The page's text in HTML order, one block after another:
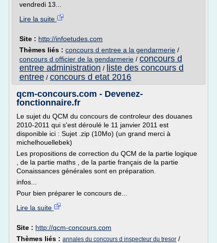
vendredi 13...
Lire la suite
Site : http://infoetudes.com
Thèmes liés : concours d entree a la gendarmerie /
concours d officier de la gendarmerie / concours d
entree administration / liste des concours d
entree / concours d etat 2016
qcm-concours.com - Devenez-
fonctionnaire.fr
Le sujet du QCM du concours de controleur des douanes
2010-2011 qui s'est déroulé le 11 janvier 2011 est
disponible ici : Sujet .zip (10Mo) (un grand merci à
michelhouellebek)
Les propositions de correction du QCM de la partie logique
, de la partie maths , de la partie français de la partie
Conaissances générales sont en préparation.
infos...
Pour bien préparer le concours de...
Lire la suite
Site : http://qcm-concours.com
Thèmes liés : annales du concours d inspecteur du tresor /